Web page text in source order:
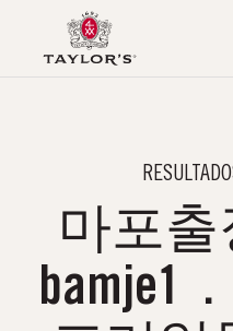
마포출
bamje1